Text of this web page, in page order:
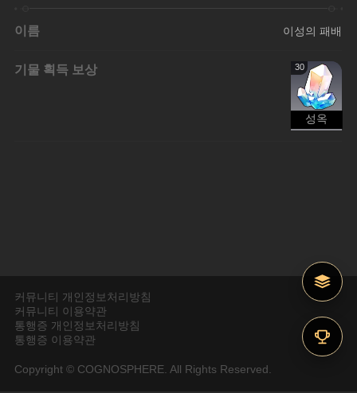
이름 이성의 패배
기물 획득 보상 30
성옥
커뮤니티 개인정보처리방침
커뮤니티 이용약관
통행증 개인정보처리방침
통행증 이용약관
Copyright © COGNOSPHERE. All Rights Reserved.